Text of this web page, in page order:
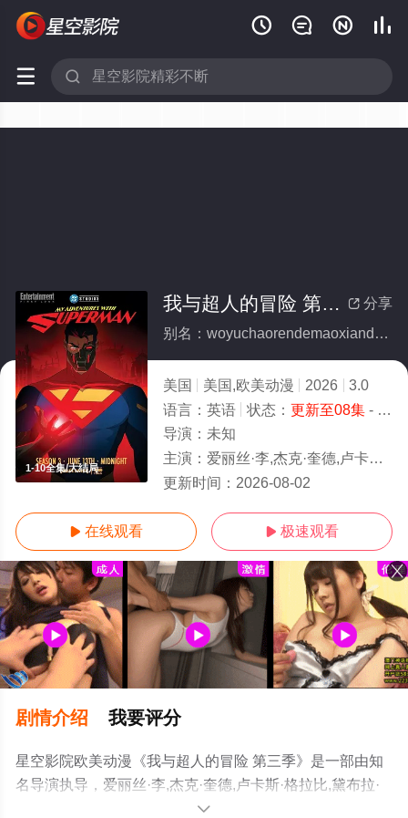
   
 
1-10全集/大结局
 分享
我与超人的冒险 第三季(全集)
别名：woyuchaorendemaoxiandisanji
美国 美国,欧美动漫 2026
3.0
语言： 英语 状态： 更新至08集- 免费观看
导演： 未知
主演： 爱丽丝·李,杰克·奎德,卢卡斯·格拉比,黛布拉·威尔逊,马克斯·迈特尔曼,凯萨琳·塔柏,克里斯·帕内尔,
更新时间： 2026-08-02
 在线观看  极速观看
剧情介绍 我要评分
星空影院欧美动漫《我与超人的冒险 第三季》是一部由知
名导演执导，爱丽丝·李,杰克·奎德,卢卡斯·格拉比,黛布拉·
威尔逊,马克斯·迈特尔曼,凯萨琳·塔柏,克里斯·帕内尔,文森·
